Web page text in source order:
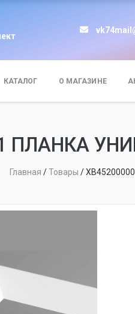
КАТАЛОГ О МАГАЗИНЕ
ПЛАНКА
Главная /Товары /